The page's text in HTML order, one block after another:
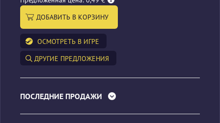
ДОБАВИТЬ В КОРЗИНУ
ОСМОТРЕТЬ В ИГРЕ
ДРУГИЕ ПРЕДЛОЖЕНИЯ
ПОСЛЕДНИЕ ПРОДАЖИ